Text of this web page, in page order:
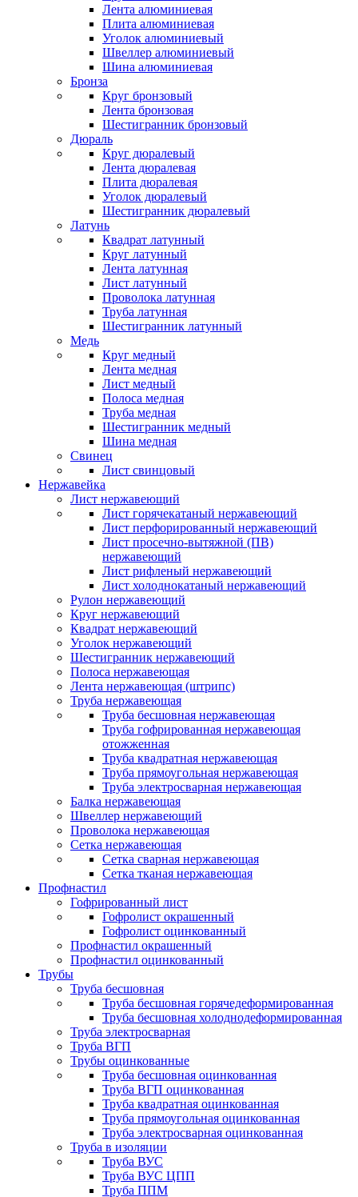
Лента алюминиевая
Плита алюминиевая
Уголок алюминиевый
Швеллер алюминиевый
Шина алюминиевая
Бронза
Круг бронзовый
Лента бронзовая
Шестигранник бронзовый
Дюраль
Круг дюралевый
Лента дюралевая
Плита дюралевая
Уголок дюралевый
Шестигранник дюралевый
Латунь
Квадрат латунный
Круг латунный
Лента латунная
Лист латунный
Проволока латунная
Труба латунная
Шестигранник латунный
Медь
Круг медный
Лента медная
Лист медный
Полоса медная
Труба медная
Шестигранник медный
Шина медная
Свинец
Лист свинцовый
Нержавейка
Лист нержавеющий
Лист горячекатаный нержавеющий
Лист перфорированный нержавеющий
Лист просечно-вытяжной (ПВ)
нержавеющий
Лист рифленый нержавеющий
Лист холоднокатаный нержавеющий
Рулон нержавеющий
Круг нержавеющий
Квадрат нержавеющий
Уголок нержавеющий
Шестигранник нержавеющий
Полоса нержавеющая
Лента нержавеющая (штрипс)
Труба нержавеющая
Труба бесшовная нержавеющая
Труба гофрированная нержавеющая
отожженная
Труба квадратная нержавеющая
Труба прямоугольная нержавеющая
Труба электросварная нержавеющая
Балка нержавеющая
Швеллер нержавеющий
Проволока нержавеющая
Сетка нержавеющая
Сетка сварная нержавеющая
Сетка тканая нержавеющая
Профнастил
Гофрированный лист
Гофролист окрашенный
Гофролист оцинкованный
Профнастил окрашенный
Профнастил оцинкованный
Трубы
Труба бесшовная
Труба бесшовная горячедеформированная
Труба бесшовная холоднодеформированная
Труба электросварная
Труба ВГП
Трубы оцинкованные
Труба бесшовная оцинкованная
Труба ВГП оцинкованная
Труба квадратная оцинкованная
Труба прямоугольная оцинкованная
Труба электросварная оцинкованная
Труба в изоляции
Труба ВУС
Труба ВУС ЦПП
Труба ППМ